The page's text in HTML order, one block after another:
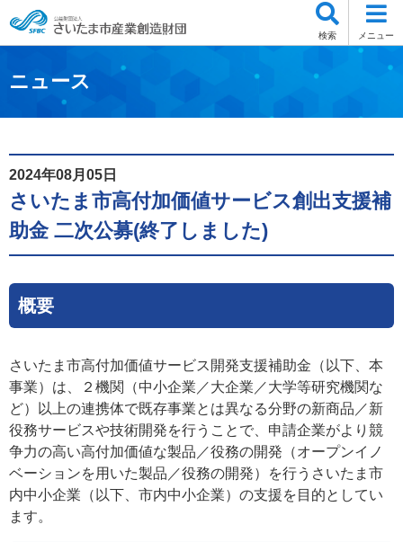
検索 メニュー
ニュース
2024年08月05日
さいたま市高付加価値サービス創出支援補
助金 二次公募(終了しました)
概要
さいたま市高付加価値サービス開発支援補助金（以下、本
事業）は、２機関（中小企業／大企業／大学等研究機関な
ど）以上の連携体で既存事業とは異なる分野の新商品／新
役務サービスや技術開発を行うことで、申請企業がより競
争力の高い高付加価値な製品／役務の開発（オープンイノ
ベーションを用いた製品／役務の開発）を行うさいたま市
内中小企業（以下、市内中小企業）の支援を目的としてい
ます。